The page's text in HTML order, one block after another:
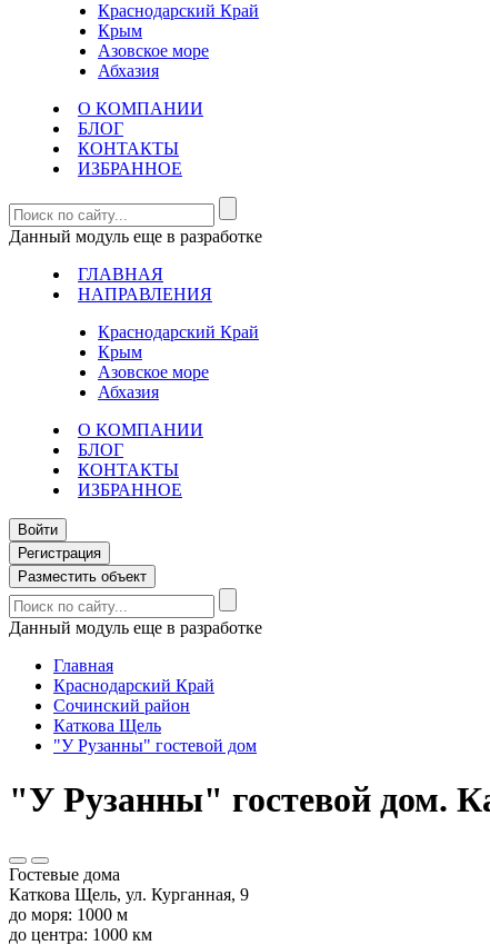
Краснодарский Край
Крым
Азовское море
Абхазия
О КОМПАНИИ
БЛОГ
КОНТАКТЫ
ИЗБРАННОЕ
Данный модуль еще в разработке
ГЛАВНАЯ
НАПРАВЛЕНИЯ
Краснодарский Край
Крым
Азовское море
Абхазия
О КОМПАНИИ
БЛОГ
КОНТАКТЫ
ИЗБРАННОЕ
Войти
Регистрация
Разместить объект
Данный модуль еще в разработке
Главная
Краснодарский Край
Сочинский район
Каткова Щель
"У Рузанны" гостевой дом
"У Рузанны" гостевой дом.
Гостевые дома
Каткова Щель, ул. Курганная, 9
до моря: 1000 м
до центра: 1000 км